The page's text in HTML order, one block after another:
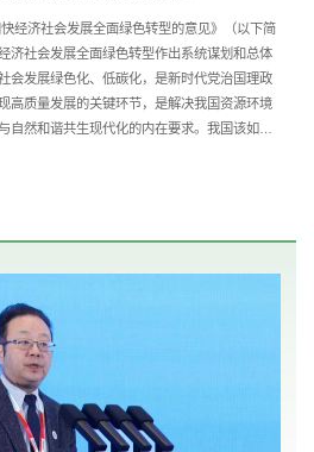
经济社会发展全面绿色转型的意见》（以下简
济社会发展全面绿色转型作出系统谋划和总体
会发展绿色化、低碳化，是新时代党治国理政
高质量发展的关键环节，是解决我国资源环境
自然和谐共生现代化的内在要求。我国该如何